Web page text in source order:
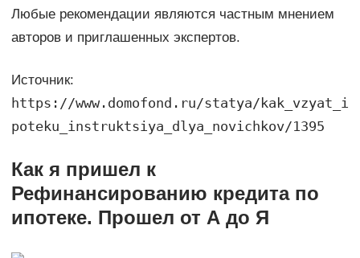
Любые рекомендации являются частным мнением
авторов и приглашенных экспертов.
Источник:
https://www.domofond.ru/statya/kak_vzyat_i
poteku_instruktsiya_dlya_novichkov/1395
Как я пришел к
Рефинансированию кредита по
ипотеке. Прошел от А до Я